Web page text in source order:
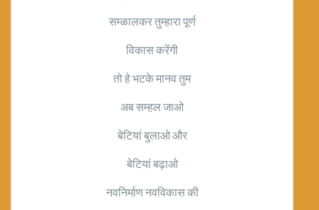
सम्ळालकर तुम्हारा पूर्ण
विकास करेंगी
तो हे भटके मानव तुम
अब सम्हल जाओ
बेटियां बुलाओ और
बेटियां बढ़ाओ
नवनिर्माण नवविकास की